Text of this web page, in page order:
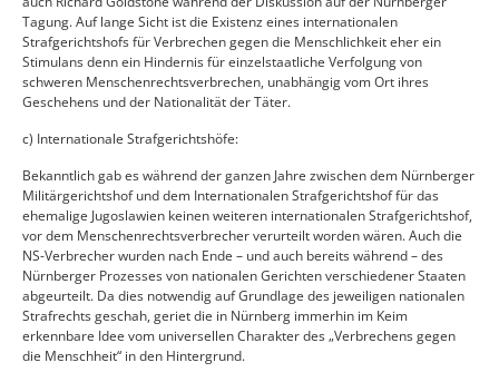
Tagung. Auf lange Sicht ist die Existenz eines internationalen
Strafgerichtshofs für Verbrechen gegen die Menschlichkeit eher ein
Stimulans denn ein Hindernis für einzelstaatliche Verfolgung von
schweren Menschenrechtsverbrechen, unabhängig vom Ort ihres
Geschehens und der Nationalität der Täter.
c) Internationale Strafgerichtshöfe:
Bekanntlich gab es während der ganzen Jahre zwischen dem Nürnberger
Militärgerichtshof und dem Internationalen Strafgerichtshof für das
ehemalige Jugoslawien keinen weiteren internationalen Strafgerichtshof,
vor dem Menschenrechtsverbrecher verurteilt worden wären. Auch die
NS-Verbrecher wurden nach Ende – und auch bereits während – des
Nürnberger Prozesses von nationalen Gerichten verschiedener Staaten
abgeurteilt. Da dies notwendig auf Grundlage des jeweiligen nationalen
Strafrechts geschah, geriet die in Nürnberg immerhin im Keim
erkennbare Idee vom universellen Charakter des „Verbrechens gegen
die Menschheit“ in den Hintergrund.